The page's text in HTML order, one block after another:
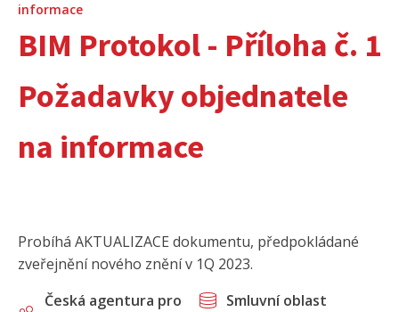
informace
BIM Protokol - Příloha č. 1
Požadavky objednatele
na informace
Probíhá AKTUALIZACE dokumentu, předpokládané
zveřejnění nového znění v 1Q 2023.
Česká agentura pro
Smluvní oblast